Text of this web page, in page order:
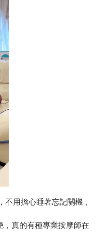
不用擔心睡著忘記關機，
，真的有種專業按摩師在